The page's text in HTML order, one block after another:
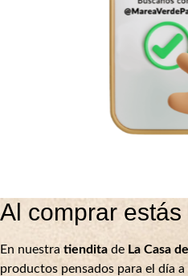
Al comprar estás
En nuestra tiendita de La Casa
productos pensados para el día